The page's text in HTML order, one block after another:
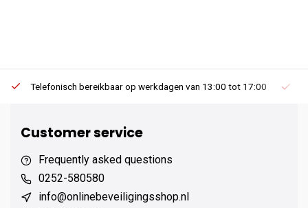
Telefonisch bereikbaar op werkdagen van 13:00 tot 17:00
Customer service
Frequently asked questions
0252-580580
info@onlinebeveiligingsshop.nl